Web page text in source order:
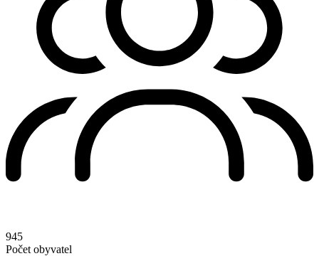
945
Počet obyvatel